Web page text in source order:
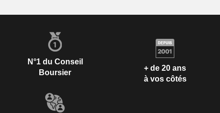
N°1 du Conseil
Boursier
+ de 20 ans
à vos côtés